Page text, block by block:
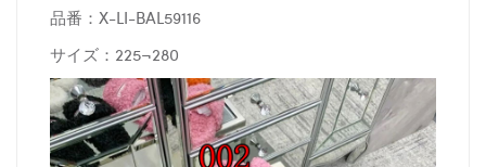
品番：X-LI-BAL59116
サイズ：225¬280